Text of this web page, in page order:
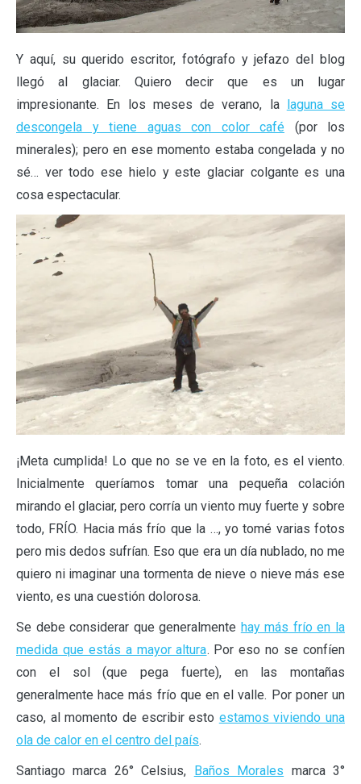
Y aquí, su querido escritor, fotógrafo y jefazo del blog
llegó al glaciar. Quiero decir que es un lugar
impresionante. En los meses de verano, la laguna se
descongela y tiene aguas con color café (por los
minerales); pero en ese momento estaba congelada y no
sé… ver todo ese hielo y este glaciar colgante es una
cosa espectacular.
¡Meta cumplida! Lo que no se ve en la foto, es el viento.
Inicialmente queríamos tomar una pequeña colación
mirando el glaciar, pero corría un viento muy fuerte y sobre
todo, FRÍO. Hacia más frío que la …, yo tomé varias fotos
pero mis dedos sufrían. Eso que era un día nublado, no me
quiero ni imaginar una tormenta de nieve o nieve más ese
viento, es una cuestión dolorosa.
Se debe considerar que generalmente hay más frío en la
medida que estás a mayor altura. Por eso no se confíen
con el sol (que pega fuerte), en las montañas
generalmente hace más frío que en el valle. Por poner un
caso, al momento de escribir esto estamos viviendo una
ola de calor en el centro del país.
Santiago marca 26° Celsius, Baños Morales marca 3°